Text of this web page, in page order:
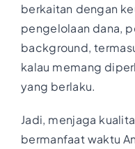
berkaitan dengan
pengelolaan dana,
background,
kalau memang
yang berlaku.
Jadi, menjaga
bermanfaat waktu